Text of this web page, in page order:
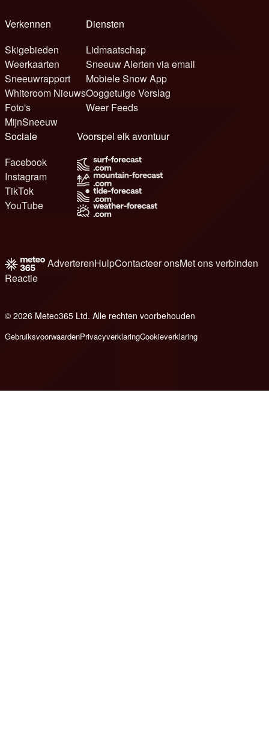
Verkennen
Skigebieden
Weerkaarten
Sneeuwrapport
Whiteroom Nieuws
Foto's
MijnSneeuw
Diensten
Lidmaatschap
Sneeuw Alerten via email
Mobiele Snow App
Ooggetuige Verslag
Weer Feeds
Sociale
Facebook
Instagram
TikTok
YouTube
Voorspel elk avontuur
AdverterenHulpContacteer onsMet ons verbinden
Reactie
© 2026 Meteo365 Ltd. Alle rechten voorbehouden
GebruiksvoorwaardenPrivacyverklaringCookieverklaring